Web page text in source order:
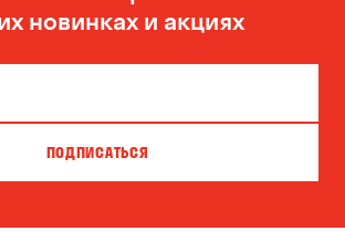
новинках и акциях
ПОДПИСАТЬСЯ